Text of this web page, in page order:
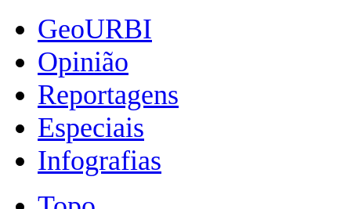
GeoURBI
Opinião
Reportagens
Especiais
Infografias